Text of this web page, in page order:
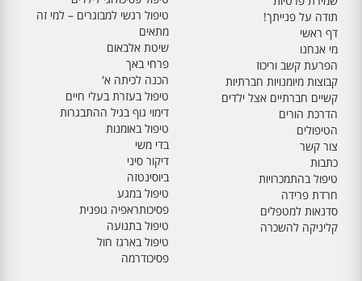
תודה על פנייתך!
דף ראשי
מי אנחנו
הפרעת קשב וריכוז
קבוצות מיומנויות חברתיות
קשיים חברתיים אצל ילדים
הדרכת הורים
הטיפולים
צור קשר
כתבות
טיפול בהתמכרויות
חרדת פרידה
סדנאות למטפלים
קליניקה להשכרה
טיפול רגשי למבוגרים – למי זה
מתאים
שיטת אלבאום
פרחי באך
הכנה לכיתה א'
טיפול בעזרת בעלי חיים
דימוי גוף בגיל ההתבגרות
טיפול באומנות
בדי משי
דיקור סיני
ביוסינטזה
טיפול במגע
פסיכותראפיה גופנית
טיפול בתנועה
טיפול בארגז חול
פסיכודרמה